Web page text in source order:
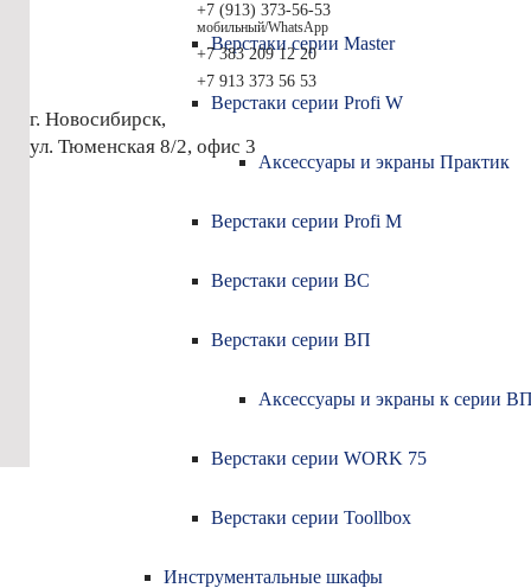
Верстаки серии Master
Верстаки серии Profi W
Аксессуары и экраны Практик
Верстаки серии Profi M
Верстаки серии ВС
Верстаки серии ВП
Аксессуары и экраны к серии
Верстаки серии WORK 75
Верстаки серии Toollbox
Инструментальные шкафы
+7 (913) 373-56-53
мобильный/WhatsApp
+7 383209 12 20
+7 913 373 56 53
г. Новосибирск,
ул. Тюменская 8/2, офис 3